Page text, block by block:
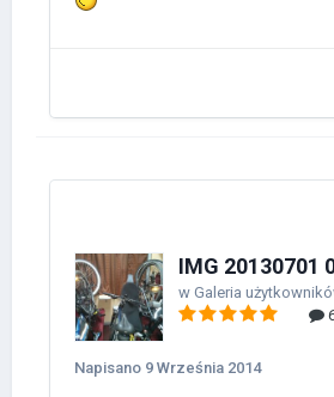
IMG 20130701
w Galeria
Napisano 9 Września 2014